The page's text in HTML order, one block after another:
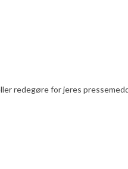
for jeres